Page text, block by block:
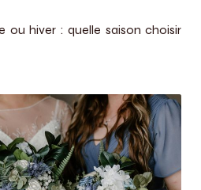
ou hiver : quelle saison choisir